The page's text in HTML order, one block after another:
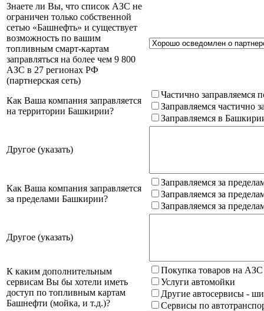
Знаете ли Вы, что список АЗС не
ограничен только собственной
сетью «Башнефть» и существует
возможность по вашим
топливным смарт-картам
заправляться на более чем 9 800
АЗС в 27 регионах РФ
(партнерская сеть)
Как Ваша компания заправляется
на территории Башкирии?
Частично заправляемся
Заправляемся частично
Заправляемся в
Другое (указать)
Как Ваша компания заправляется
за пределами Башкирии?
Заправляемся за
Заправляемся за
Заправляемся за
Другое (указать)
К каким дополнительным
сервисам Вы бы хотели иметь
доступ по топливным картам
Башнефти (мойка, и т.д.)?
Покупка товаров на
Услуги автомойки
Другие автосервисы -
Сервисы по